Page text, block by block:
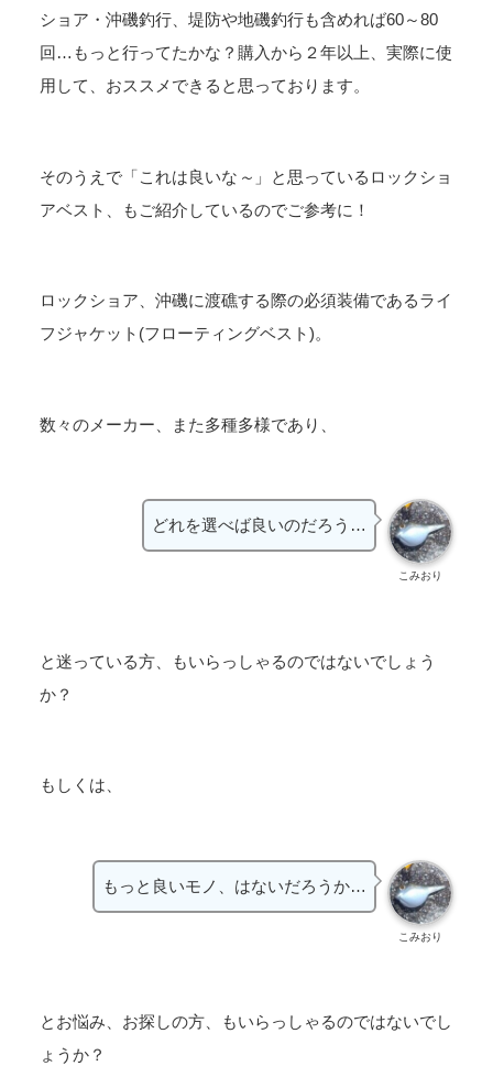
ショア・沖磯釣行、堤防や地磯釣行も含めれば60～80
回…もっと行ってたかな？購入から２年以上、実際に使
用して、おススメできると思っております。
そのうえで「これは良いな ～ 」と思っているロックショ
アベスト、もご紹介しているのでご参考に！
ロックショア、沖磯に渡礁する際の必須装備であるライ
フジャケット(フローティングベスト)。
数々のメーカー、また多種多様であり、
こみおり
どれを選べば良いのだろう…
と迷っている方、もいらっしゃるのではないでしょう
か？
もしくは、
こみおり
もっと良いモノ、はないだろうか…
とお悩み、お探しの方、もいらっしゃるのではないでし
ょうか？